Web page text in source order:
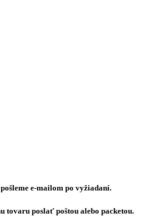
e-mailom po vyžiadaní.
tovaru poslať poštou alebo packetou.